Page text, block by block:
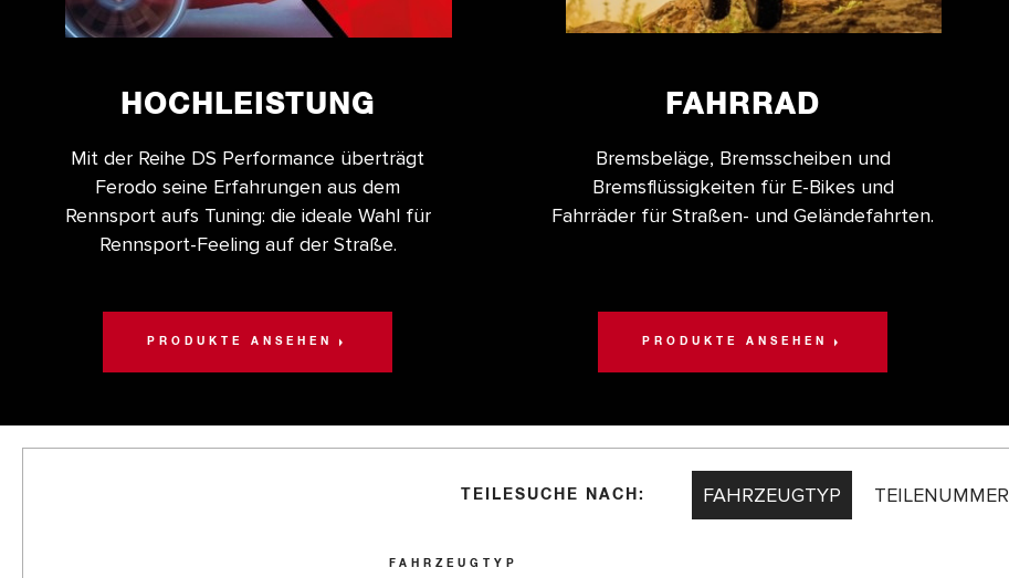
HOCHLEISTUNG
Mit der Reihe DS Performance überträgt
Ferodo seine Erfahrungen aus dem
Rennsport aufs Tuning: die ideale Wahl für
Rennsport-Feeling auf der Straße.
PRODUKTE ANSEHEN
FAHRRAD
Bremsbeläge, Bremsscheiben und
Bremsflüssigkeiten für E-Bikes und
Fahrräder für Straßen- und Geländefahrten.
PRODUKTE ANSEHEN
TEILESUCHE NACH: FAHRZEUGTYP TEILENUMMER
FAHRZEUGTYP